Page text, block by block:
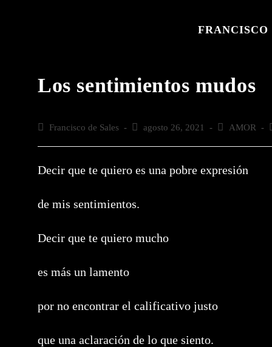
FRANCISCO
Los sentimientos mudos
Autor
entrada:
Francisco de Sales
Publicación
agosto 26, 2021
Categoría
entrada:
AMOR
Decir que te quiero es una pobre expresión
de mis sentimientos.
Decir que te quiero mucho
es más un lamento
por no encontrar el calificativo justo
que una aclaración de lo que siento.